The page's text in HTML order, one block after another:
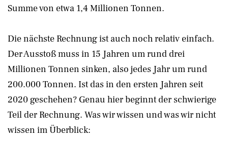
Summe von etwa 1,4 Millionen Tonnen.
Die nächste Rechnung ist auch noch relativ einfach.
Der Ausstoß muss in 15 Jahren um rund drei
Millionen Tonnen sinken, also jedes Jahr um rund
200.000 Tonnen. Ist das in den ersten Jahren seit
2020 geschehen? Genau hier beginnt der schwierige
Teil der Rechnung. Was wir wissen und was wir nicht
wissen im Überblick: